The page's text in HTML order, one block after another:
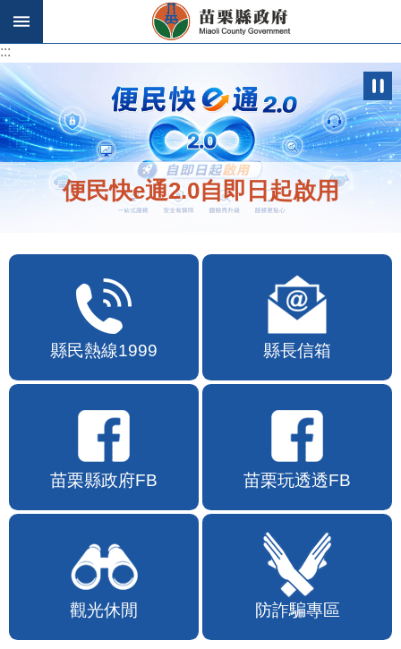
跳到主要內容區塊
:::
:::
歡迎在地店家加入苗栗幣合作行列
縣民熱線1999 縣長信箱
苗栗縣政府FB 苗栗玩透透FB
觀光休閒 防詐騙專區